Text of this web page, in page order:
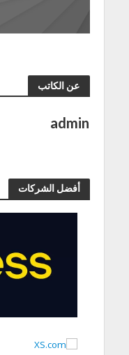
عن الكاتب
admin
أفضل الشركات